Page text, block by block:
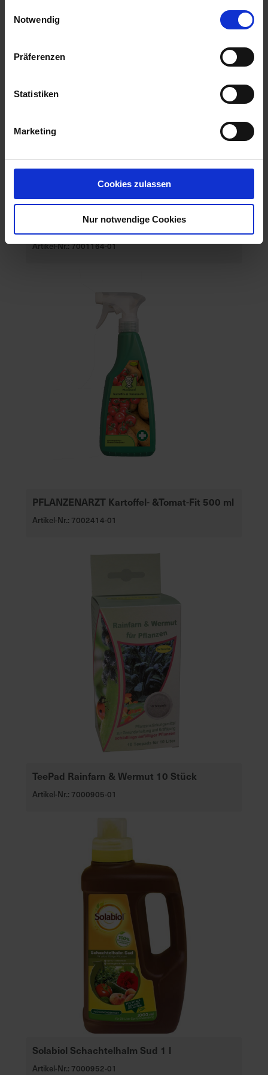
Notwendig
Präferenzen
Statistiken
Marketing
Cookies zulassen
Nur notwendige Cookies
PFLANZENARZT Tomatenzauber 350 ml
Artikel-Nr.: 7001164-01
PFLANZENARZT Kartoffel- &Tomat-Fit 500 ml
Artikel-Nr.: 7002414-01
TeePad Rainfarn & Wermut 10 Stück
Artikel-Nr.: 7000905-01
Solabiol Schachtelhalm Sud 1 l
Artikel-Nr.: 7000952-01